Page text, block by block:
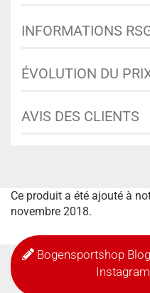
INFORMATIONS
ÉVOLUTION DU
AVIS DES CLIENTS
Ce produit a été ajouté à
novembre 2018.
Bogensportshop Blog
Instagram